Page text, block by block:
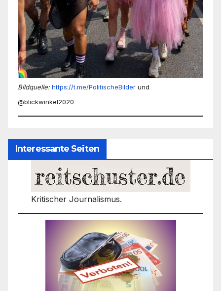
Bildquelle: https://t.me/PolitischeBilder und
@blickwinkel2020
Interessante Seiten
Kritischer Journalismus.